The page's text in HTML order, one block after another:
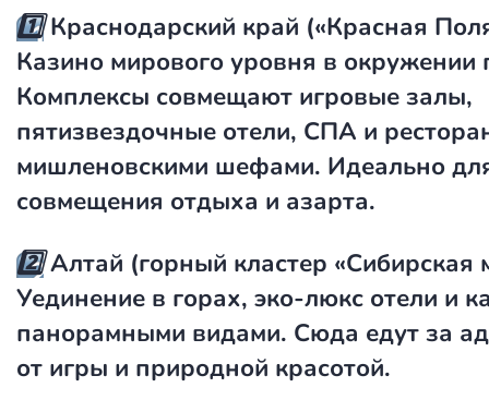
1️⃣Краснодарский край («Красная
Казино мирового уровня в окружении
Комплексы совмещают игровые залы,
пятизвездочные отели, СПА и
мишленовскими шефами. Идеально
совмещения отдыха и азарта.
2️⃣Алтай (горный кластер «Сибирская
Уединение в горах, эко-люкс отели и
панорамными видами. Сюда едут за
от игры и природной красотой.